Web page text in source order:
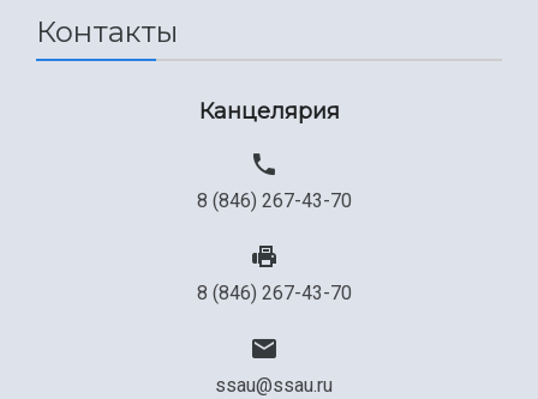
Сведения об образовательной организации
Официальные документы
Контакты
Канцелярия
8 (846) 267-43-70
8 (846) 267-43-70
ssau@ssau.ru